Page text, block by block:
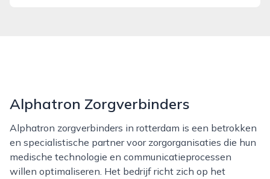
Alphatron Zorgverbinders
Alphatron zorgverbinders in rotterdam is een betrokken
en specialistische partner voor zorgorganisaties die hun
medische technologie en communicatieprocessen
willen optimaliseren. Het bedrijf richt zich op het